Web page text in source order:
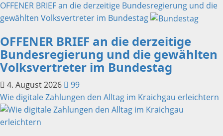
OFFENER BRIEF an die derzeitige Bundesregierung und die
gewählten Volksvertreter im Bundestag
OFFENER BRIEF an die derzeitige
Bundesregierung und die gewählten
Volksvertreter im Bundestag
4. August 2026
99
Wie digitale Zahlungen den Alltag im Kraichgau erleichtern